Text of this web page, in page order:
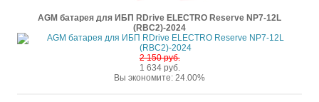
AGM батарея для ИБП RDrive ELECTRO Reserve NP7-12L
(RBC2)-2024
2 150 руб.
1 634 руб.
Вы экономите: 24.00%